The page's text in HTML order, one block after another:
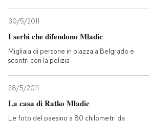
30/5/2011
I serbi che difendono Mladic
Migliaia di persone in piazza a Belgrado e
scontri con la polizia
28/5/2011
La casa di Ratko Mladic
Le foto del paesino a 80 chilometri da